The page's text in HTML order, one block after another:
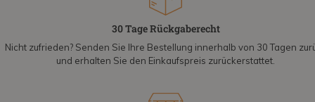
30 Tage Rückgaberecht
Nicht zufrieden? Senden Sie Ihre Bestellung innerhalb von 30 Tagen
und erhalten Sie den Einkaufspreis zurückerstattet.